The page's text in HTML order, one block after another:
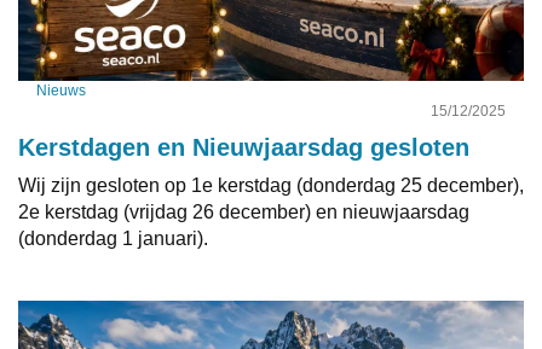
Nieuws
15/12/2025
Kerstdagen en Nieuwjaarsdag gesloten
Wij zijn gesloten op 1e kerstdag (donderdag 25 december),
2e kerstdag (vrijdag 26 december) en nieuwjaarsdag
(donderdag 1 januari).